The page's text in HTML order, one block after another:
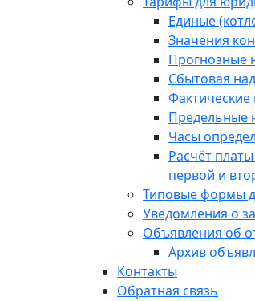
Единые
Значения
Прогнозные
Сбытовая
Предельные
Часы
Расчёт
первой и
Типовые формы
Уведомления о
Объявления об
Архив
Контакты
Обратная связь